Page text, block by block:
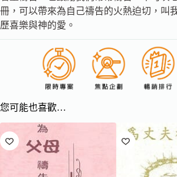
冊，可以帶來為自己禱告的火熱迫切，叫
歷喜樂與神的愛。
您可能也喜歡…